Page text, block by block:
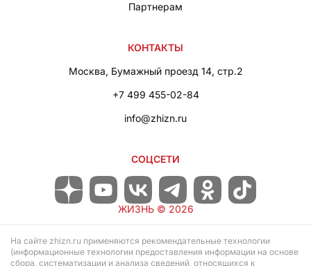
Партнерам
КОНТАКТЫ
Москва, Бумажный проезд 14, стр.2
+7 499 455-02-84
info@zhizn.ru
СОЦСЕТИ
ЖИЗНЬ © 2026
На сайте zhizn.ru применяются рекомендательные технологии
(информационные технологии предоставления информации на основе
сбора, систематизации и анализа сведений, относящихся к